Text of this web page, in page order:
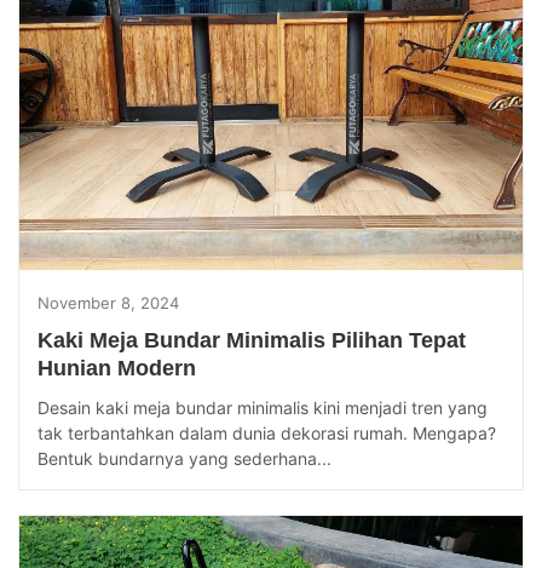
November 8, 2024
Kaki Meja Bundar Minimalis Pilihan Tepat
Hunian Modern
Desain kaki meja bundar minimalis kini menjadi tren yang
tak terbantahkan dalam dunia dekorasi rumah. Mengapa?
Bentuk bundarnya yang sederhana...